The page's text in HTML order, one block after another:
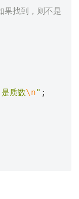
找到，则不是
质数\n" ;